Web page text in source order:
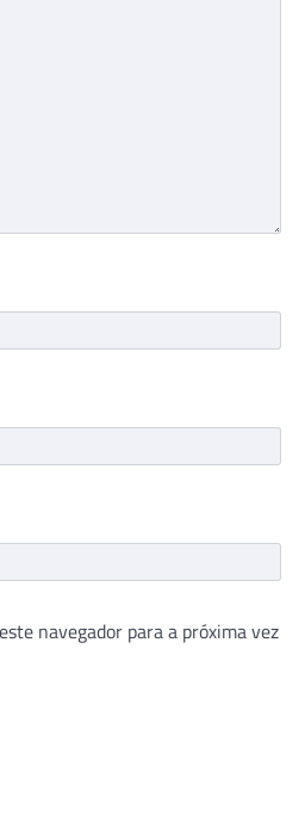
navegador para a próxima vez